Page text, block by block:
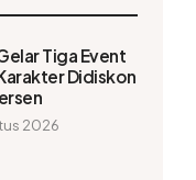
Tiga Event
Didiskon
2026